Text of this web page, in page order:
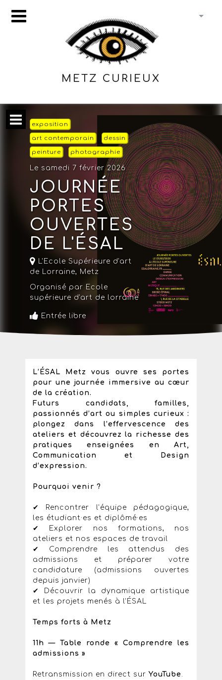
METZ CURIEUX
exposition
art contemporain dessin
peinture photographie
Le samedi 7 février 2026
JOURNÉE
PORTES
OUVERTES
DE L'ÉSAL
L'Ecole Supérieure d'art
de Lorraine, Metz
Organisé par Ecole
supérieure d'art de lorraine
Entrée libre
L’ÉSAL Metz vous ouvre ses portes
pour une journée immersive au cœur
de la création.
Futurs candidats, familles,
passionnés d’art ou simples curieux :
plongez dans l’effervescence des
ateliers et découvrez la richesse des
pratiques enseignées en Art,
Communication et Design
d’expression.
Pourquoi venir ?
✔ Rencontrer l’équipe pédagogique,
les étudiant·es et diplômé·es
✔ Explorer nos formations, nos
ateliers et nos espaces de travail
✔ Comprendre les attendus des
admissions et préparer votre
candidature (admissions ouvertes
depuis janvier)
✔ Découvrir la dynamique artistique
et les projets menés à l’ÉSAL
Temps forts à Metz
11h — Table ronde « Comprendre les
admissions »
Retransmission en direct sur YouTube